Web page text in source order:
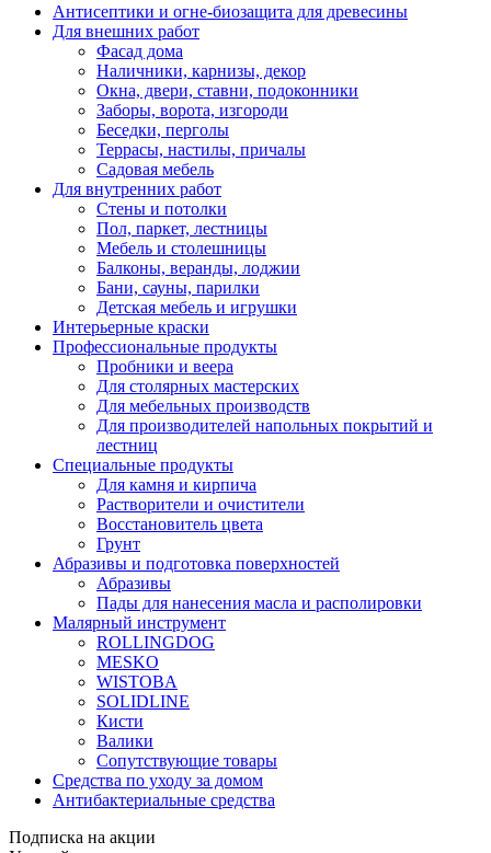
Антисептики и огне-биозащита для древесины
Для внешних работ
Фасад дома
Наличники, карнизы, декор
Окна, двери, ставни, подоконники
Заборы, ворота, изгороди
Беседки, перголы
Террасы, настилы, причалы
Садовая мебель
Для внутренних работ
Стены и потолки
Пол, паркет, лестницы
Мебель и столешницы
Балконы, веранды, лоджии
Бани, сауны, парилки
Детская мебель и игрушки
Интерьерные краски
Профессиональные продукты
Пробники и веера
Для столярных мастерских
Для мебельных производств
Для производителей напольных покрытий и
лестниц
Специальные продукты
Для камня и кирпича
Растворители и очистители
Восстановитель цвета
Грунт
Абразивы и подготовка поверхностей
Абразивы
Пады для нанесения масла и располировки
Малярный инструмент
ROLLINGDOG
MESKO
WISTOBA
SOLIDLINE
Кисти
Валики
Сопутствующие товары
Средства по уходу за домом
Антибактериальные средства
Подписка на акции